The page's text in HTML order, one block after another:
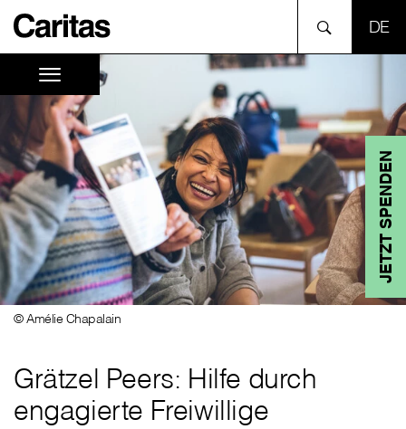
JETZT SPENDEN
Grätzel Peers: Hilfe durch
engagierte Freiwillige
© Amélie Chapalain